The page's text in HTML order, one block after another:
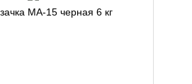
МА-15 черная 6 кг